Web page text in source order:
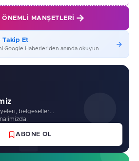
MANŞETLERI
Takip Et
Google Haberler'den anında okuyun
belgeseller...
ABONE OL